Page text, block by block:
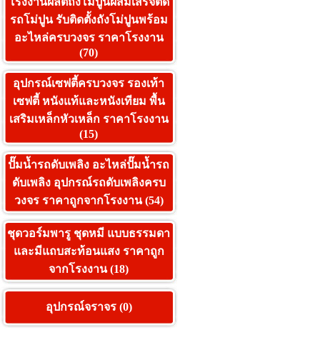
รถโม่ปูน รับติดตั้งถังโม่ปูนพร้อม
อะไหล่ครบวงจร ราคาโรงงาน
(70)
อุปกรณ์เซฟตี้ครบวงจร รองเท้า
เซฟตี้ หนังแท้และหนังเทียม พื้น
เสริมเหล็กหัวเหล็ก ราคาโรงงาน
(15)
ปั๊มน้ำรถดับเพลิง อะไหล่ปั๊มน้ำรถ
ดับเพลิง อุปกรณ์รถดับเพลิงครบ
วงจร ราคาถูกจากโรงงาน (54)
ชุดวอร์มพารู ชุดหมี แบบธรรมดา
และมีแถบสะท้อนแสง ราคาถูก
จากโรงงาน (18)
อุปกรณ์จราจร (0)